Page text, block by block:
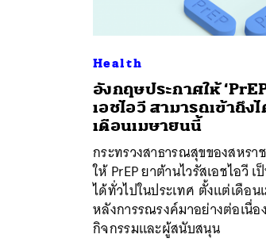
Health
อังกฤษประกาศให้
เอชไอวี สามารถเข้าถึง
เดือนเมษายนนี้
กระทรวงสาธารณสุขของสหร
ให้ PrEP ยาต้านไวรัสเอชไอวี
ได้ทั่วไปในประเทศ ตั้งแต่เดือน
หลังการรณรงค์มาอย่างต่อเนื่อ
กิจกรรมและผู้สนับสนุน